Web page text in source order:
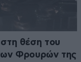
θέση του
Φρουρών της